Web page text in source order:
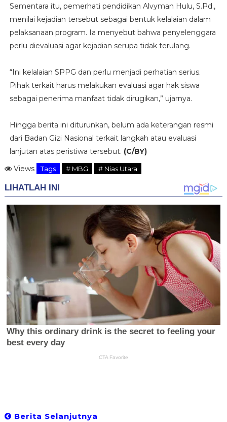
Sementara itu, pemerhati pendidikan Alvyman Hulu, S.Pd.,
menilai kejadian tersebut sebagai bentuk kelalaian dalam
pelaksanaan program. Ia menyebut bahwa penyelenggara
perlu dievaluasi agar kejadian serupa tidak terulang.
“Ini kelalaian SPPG dan perlu menjadi perhatian serius.
Pihak terkait harus melakukan evaluasi agar hak siswa
sebagai penerima manfaat tidak dirugikan,” ujarnya.
Hingga berita ini diturunkan, belum ada keterangan resmi
dari Badan Gizi Nasional terkait langkah atau evaluasi
lanjutan atas peristiwa tersebut. (C/BY)
Views
Tags # MBG # Nias Utara
Berita Selanjutnya